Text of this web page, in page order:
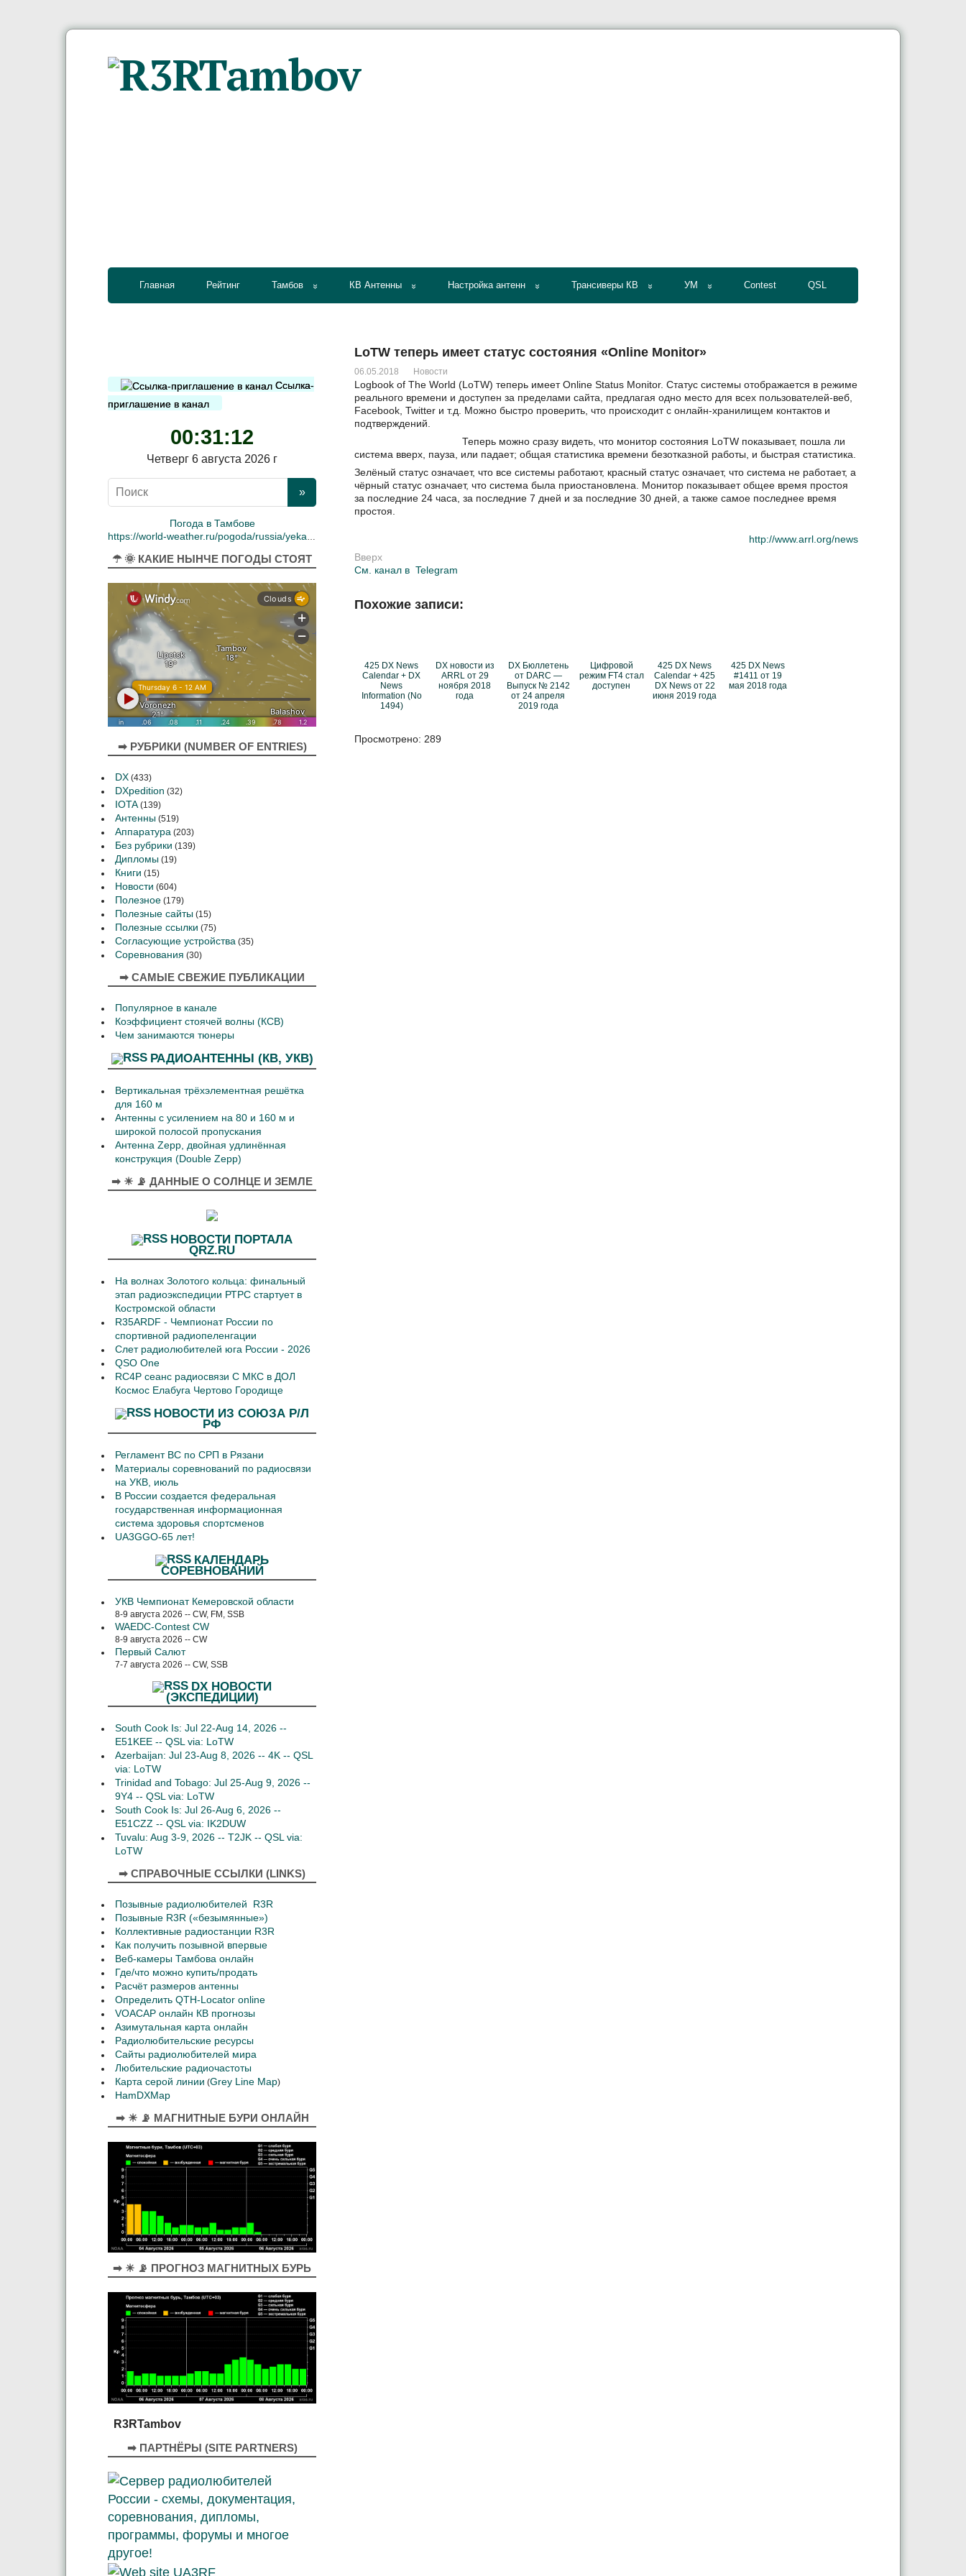
Главная Рейтинг Тамбов КВ Антенны Настройка антенн Трансиверы КВ УМ Contest QSL
LoTW теперь имеет статус состояния «Online Monitor»
06.05.2018 Новости
Logbook of The World (LoTW) теперь имеет Online Status Monitor. Статус системы отображается в режиме
реального времени и доступен за пределами сайта, предлагая одно место для всех пользователей-веб,
Facebook, Twitter и т.д. Можно быстро проверить, что происходит с онлайн-хранилищем контактов и
подтверждений.
Теперь можно сразу видеть, что монитор состояния LoTW показывает, пошла ли
система вверх, пауза, или падает; общая статистика времени безотказной работы, и быстрая статистика.
Зелёный статус означает, что все системы работают, красный статус означает, что система не работает, а
чёрный статус означает, что система была приостановлена. Монитор показывает общее время простоя
за последние 24 часа, за последние 7 дней и за последние 30 дней, а также самое последнее время
простоя.
http://www.arrl.org/news
Вверх
См. канал в Telegram
Похожие записи:
425 DX News
Calendar + DX
News
Information (No
1494)
DX новости из
ARRL от 29
ноября 2018
года
DX Бюллетень
от DARC —
Выпуск № 2142
от 24 апреля
2019 года
Цифровой
режим FT4 стал
доступен
425 DX News
Calendar + 425
DX News от 22
июня 2019 года
425 DX News
#1411 от 19
мая 2018 года
Просмотрено:289
Ссылка-
приглашение в канал
00:31:13
Четверг 6 августа 2026 г
Погода в Тамбове
https://world-weather.ru/pogoda/russia/yekaterinburg/
☂ 🌞 КАКИЕ НЫНЧЕ ПОГОДЫ СТОЯТ
➡ РУБРИКИ (NUMBER OF ENTRIES)
DX (433)
DXpedition (32)
IOTA (139)
Антенны (519)
Аппаратура (203)
Без рубрики (139)
Дипломы (19)
Книги (15)
Новости (604)
Полезное (179)
Полезные сайты (15)
Полезные ссылки (75)
Согласующие устройства (35)
Соревнования (30)
➡ САМЫЕ СВЕЖИЕ ПУБЛИКАЦИИ
Популярное в канале
Коэффициент стоячей волны (КСВ)
Чем занимаются тюнеры
РАДИОАНТЕННЫ (КВ, УКВ)
Вертикальная трёхэлементная решётка
для 160 м
Антенны с усилением на 80 и 160 м и
широкой полосой пропускания
Антенна Zepp, двойная удлинённая
конструкция (Double Zepp)
➡ ☀ 📡 ДАННЫЕ О СОЛНЦЕ И ЗЕМЛЕ
НОВОСТИ ПОРТАЛА
QRZ.RU
На волнах Золотого кольца: финальный
этап радиоэкспедиции РТРС стартует в
Костромской области
R35ARDF - Чемпионат России по
спортивной радиопеленгации
Слет радиолюбителей юга России - 2026
QSO One
RC4P сеанс радиосвязи С МКС в ДОЛ
Космос Елабуга Чертово Городище
НОВОСТИ ИЗ СОЮЗА Р/Л
РФ
Регламент ВС по СРП в Рязани
Материалы соревнований по радиосвязи
на УКВ, июль
В России создается федеральная
государственная информационная
система здоровья спортсменов
UA3GGO-65 лет!
КАЛЕНДАРЬ
СОРЕВНОВАНИЙ
УКВ Чемпионат Кемеровской области
8-9 августа 2026 -- CW, FM, SSB
WAEDC-Contest CW
8-9 августа 2026 -- CW
Первый Салют
7-7 августа 2026 -- CW, SSB
DX НОВОСТИ
(ЭКСПЕДИЦИИ)
South Cook Is: Jul 22-Aug 14, 2026 --
E51KEE -- QSL via: LoTW
Azerbaijan: Jul 23-Aug 8, 2026 -- 4K -- QSL
via: LoTW
Trinidad and Tobago: Jul 25-Aug 9, 2026 --
9Y4 -- QSL via: LoTW
South Cook Is: Jul 26-Aug 6, 2026 --
E51CZZ -- QSL via: IK2DUW
Tuvalu: Aug 3-9, 2026 -- T2JK -- QSL via:
LoTW
➡ СПРАВОЧНЫЕ ССЫЛКИ (LINKS)
Позывные радиолюбителей R3R
Позывные R3R («безымянные»)
Коллективные радиостанции R3R
Как получить позывной впервые
Веб-камеры Тамбова онлайн
Где/что можно купить/продать
Расчёт размеров антенны
Определить QTH-Locator online
VOACAP онлайн КВ прогнозы
Азимутальная карта онлайн
Радиолюбительские ресурсы
Сайты радиолюбителей мира
Любительские радиочастоты
Карта серой линии (Grey Line Map)
HamDXMap
➡ ☀ 📡 МАГНИТНЫЕ БУРИ ОНЛАЙН
➡ ☀ 📡 ПРОГНОЗ МАГНИТНЫХ БУРЬ
R3RTambov
➡ ПАРТНЁРЫ (SITE PARTNERS)